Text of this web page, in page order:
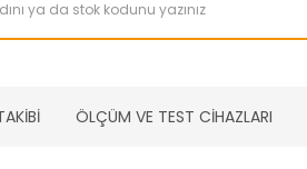
ÖLÇÜM VE TEST CİHAZLARI